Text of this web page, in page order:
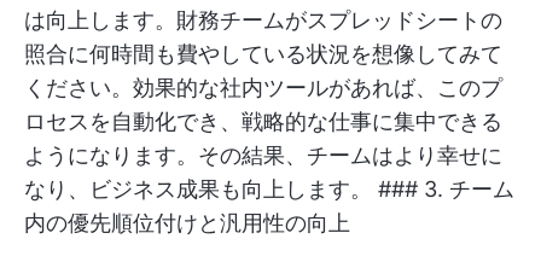
は向上します。財務チームがスプレッドシートの
照合に何時間も費やしている状況を想像してみて
ください。効果的な社内ツールがあれば、このプ
ロセスを自動化でき、戦略的な仕事に集中できる
ようになります。その結果、チームはより幸せに
なり、ビジネス成果も向上します。 ### 3. チーム
内の優先順位付けと汎用性の向上